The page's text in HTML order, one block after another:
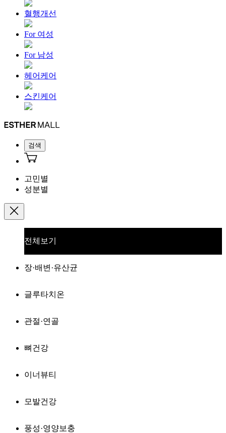
혈행개선
For 여성
For 남성
헤어케어
스킨케어
검색
고민별
성분별
전체보기
장·배변·유산균
글루타치온
관절·연골
뼈건강
이너뷰티
모발건강
풍성·영양보충